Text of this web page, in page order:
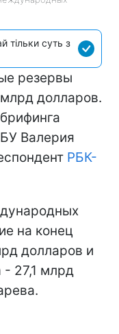
тільки суть з
резервы
долларов.
Валерия
РБК-
на конец
долларов и
- 27,1 млрд